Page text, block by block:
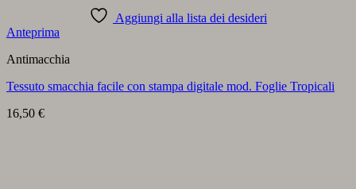
Aggiungi alla lista dei desideri
Anteprima
Antimacchia
Tessuto smacchia facile con stampa digitale mod. Foglie Tropicali
16,50 €